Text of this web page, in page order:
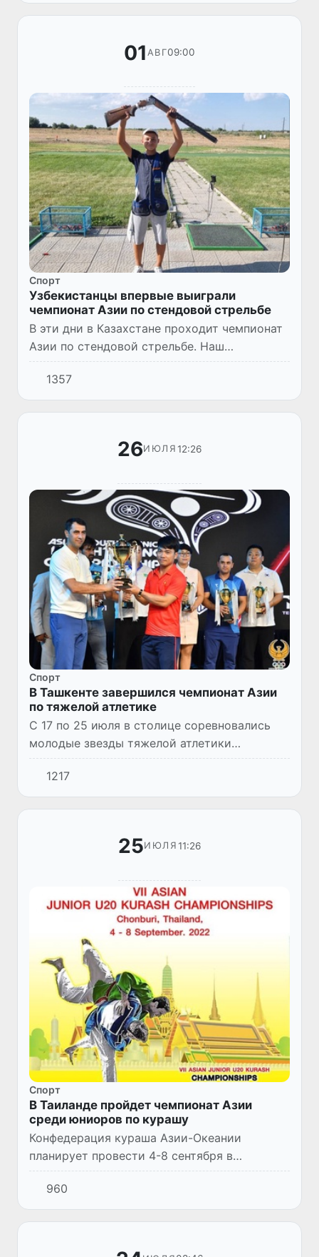
01 АВГ09:00
Спорт
Узбекистанцы впервые выиграли
чемпионат Азии по стендовой стрельбе
В эти дни в Казахстане проходит чемпионат
Азии по стендовой стрельбе. Наш
соотечественник Шохрух Садиров,
участвовавший в трапе среди молодежи,
завоевал золотую медаль.
1357
26ИЮЛЯ 12:26
Спорт
В Ташкенте завершился чемпионат Азии
по тяжелой атлетике
С 17 по 25 июля в столице соревновались
молодые звезды тяжелой атлетики
Континента. В состязаниях среди 21 страны-
участницы в течение нескольких дней
представители сборной Узбекист...
1217
25ИЮЛЯ 11:26
Спорт
В Таиланде пройдет чемпионат Азии
среди юниоров по курашу
Конфедерация кураша Азии-Океании
планирует провести 4-8 сентября в
таиландском городе Чонбури чемпионат
Азии среди юниоров на основании
обращений, поступивших из национальных
960